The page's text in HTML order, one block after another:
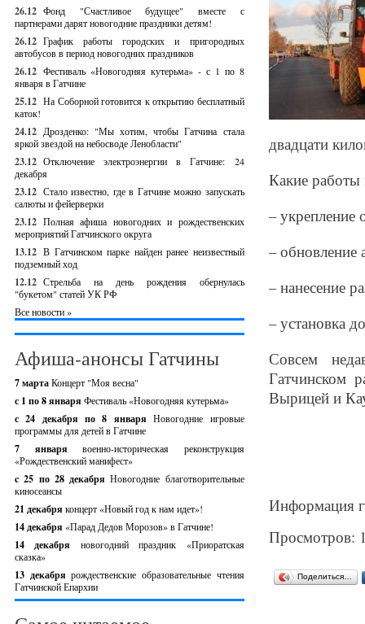
26.12 Фонд "Счастливое будущее" вместе с
партнерами дарят новогодние праздники детям!
26.12 График работы городских и пригородных
автобусов в период новогодних праздников
26.12 Фестиваль «Новогодняя кутерьма» - с 1 по 8
января в Гатчине
25.12 На Соборной готовится к открытию бесплатный
каток!
24.12 Дрозденко: "Мы хотим, чтобы Гатчина стала
яркой звездой на небосводе Ленобласти"
23.12 Отключение электроэнергии в Гатчине: 24
декабря
23.12 Стало известно, где в Гатчине можно запускать
салюты и фейерверки
23.12 Полная афиша новогодних и рождественских
мероприятий Гатчинского округа
13.12 В Гатчинском парке найден ранее неизвестный
подземный ход
12.12 Стрельба на день рождения обернулась
"букетом" статей УК РФ
Все новости »
Афиша-анонсы Гатчины
7 мартаКонцерт "Моя весна"
с 1 по 8 января Фестиваль «Новогодняя кутерьма»
с 24 декабря по 8 январяНовогодние игровые
программы для детей в Гатчине
7 январявоенно-историческая реконструкция
«Рождественский манифест»
c 25 по 28 декабряНовогодние благотворительные
киносеансы
21 декабря концерт «Новый год к нам идет»!
14 декабря «Парад Дедов Морозов» в Гатчине!
14 декабря новогодний праздник «Приоратская
сказка»
13 декабрярождественские образовательные чтения
Гатчинской Епархии
двадцати
Какие работы
– укрепление
– обновление
– нанесение
– установка
Совсем
Гатчинском
Вырицей и
Информация
Просмотров:
Поделиться…